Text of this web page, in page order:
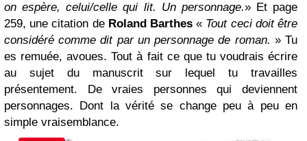
on espère, celui/celle qui lit. Un personnage.» Et page
259, une citation de Roland Barthes « Tout ceci doit être
considéré comme dit par un personnage de roman. » Tu
es remuée, avoues. Tout à fait ce que tu voudrais écrire
au sujet du manuscrit sur lequel tu travailles
présentement. De vraies personnes qui deviennent
personnages. Dont la vérité se change peu à peu en
simple vraisemblance.